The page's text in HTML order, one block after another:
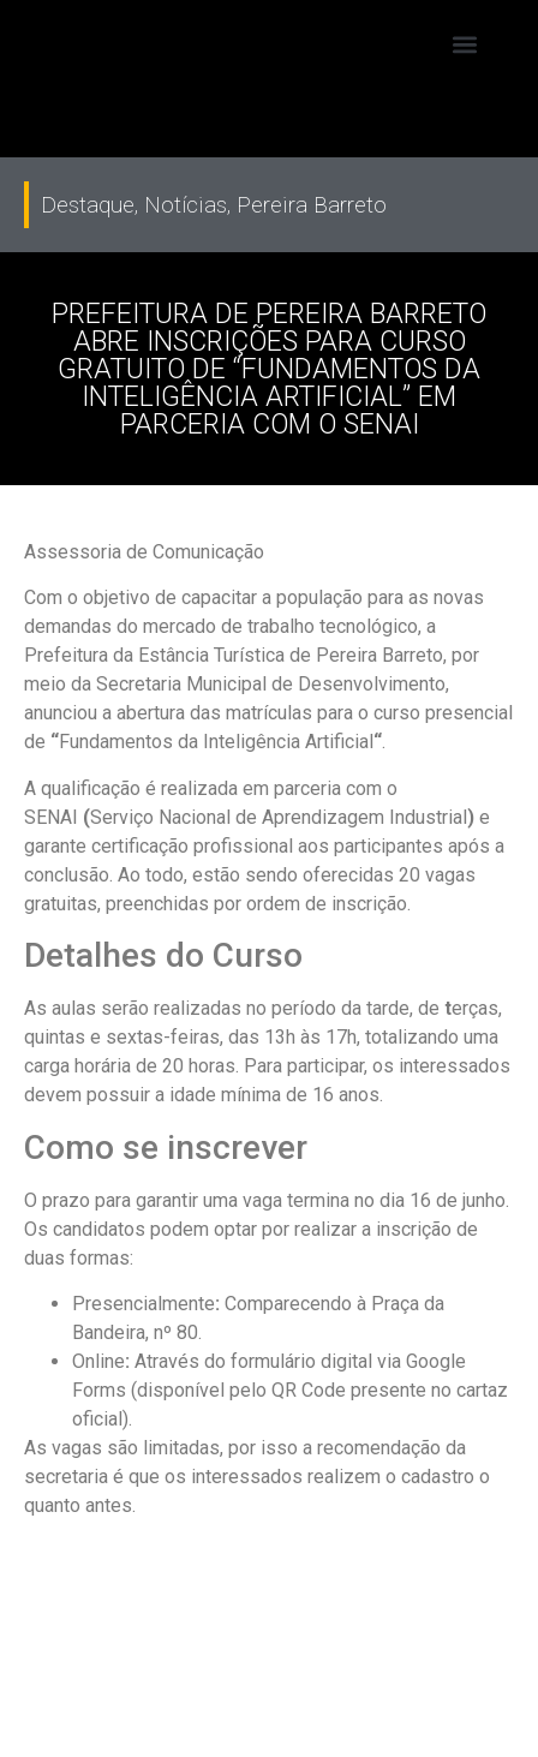
Destaque, Notícias, Pereira Barreto
PREFEITURA DE PEREIRA BARRETO
ABRE INSCRIÇÕES PARA CURSO
GRATUITO DE “FUNDAMENTOS DA
INTELIGÊNCIA ARTIFICIAL” EM
PARCERIA COM O SENAI
Assessoria de Comunicação
Com o objetivo de capacitar a população para as novas
demandas do mercado de trabalho tecnológico, a
Prefeitura da Estância Turística de Pereira Barreto, por
meio da Secretaria Municipal de Desenvolvimento,
anunciou a abertura das matrículas para o curso presencial
de “Fundamentos da Inteligência Artificial “.
A qualificação é realizada em parceria com o
SENAI (Serviço Nacional de Aprendizagem Industrial) e
garante certificação profissional aos participantes após a
conclusão. Ao todo, estão sendo oferecidas 20 vagas
gratuitas, preenchidas por ordem de inscrição.
Detalhes do Curso
As aulas serão realizadas no período da tarde, de terças,
quintas e sextas-feiras, das 13h às 17h, totalizando uma
carga horária de 20 horas. Para participar, os interessados
devem possuir a idade mínima de 16 anos.
Como se inscrever
O prazo para garantir uma vaga termina no dia 16 de junho.
Os candidatos podem optar por realizar a inscrição de
duas formas:
Presencialmente: Comparecendo à Praça da
Bandeira, nº 80.
Online: Através do formulário digital via Google
Forms (disponível pelo QR Code presente no cartaz
oficial).
As vagas são limitadas, por isso a recomendação da
secretaria é que os interessados realizem o cadastro o
quanto antes.